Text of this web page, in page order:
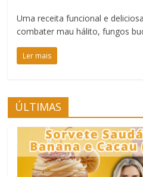
Uma receita funcional e
combater mau hálito, fungos
Ler mais
ÚLTIMAS